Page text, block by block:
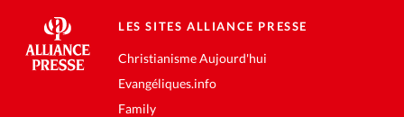
LES SITES ALLIANCE PRESSE
Christianisme Aujourd'hui
Evangéliques.info
Family